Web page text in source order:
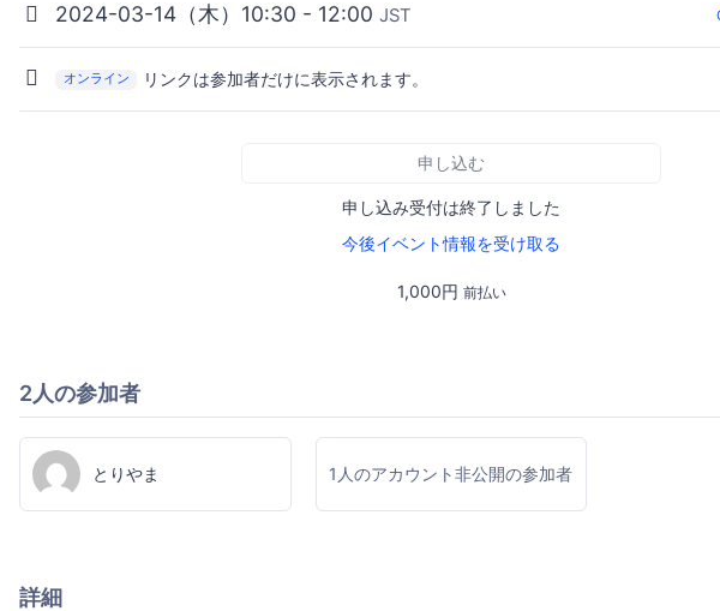
2024-03-14（木）10:30 - 12:00 JST
オンライン リンクは参加者だけに表示されます。
申し込む
申し込み受付は終了しました
今後イベント情報を受け取る
1,000円 前払い
2人の参加者
とりやま 1人のアカウント非公開の参加者
詳細